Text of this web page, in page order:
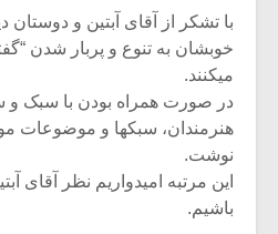
با تشکر از آقای آبتین و دوستان
خوبشان به تنوع و پربار شدن
میکنند.
در صورت همراه بودن با سبک و
هنرمندان، سبکها و موضوعات
نوشت.
این مرتبه امیدواریم نظر آقای
باشیم.